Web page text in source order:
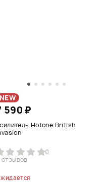
NEW
590 ₽
Hotone British
0
отзывов